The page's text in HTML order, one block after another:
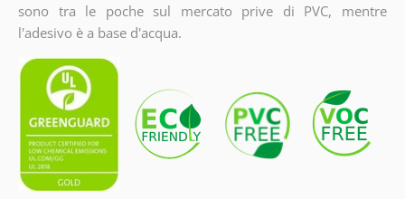
sono tra le poche sul mercato prive di PVC, mentre
l'adesivo è a base d'acqua.